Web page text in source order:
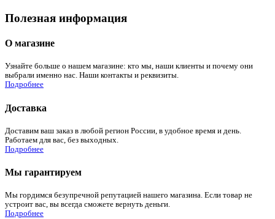
Полезная информация
О магазине
Узнайте больше о нашем магазине: кто мы, наши клиенты и почему они
выбрали именно нас. Наши контакты и реквизиты.
Подробнее
Доставка
Доставим ваш заказ в любой регион России, в удобное время и день.
Работаем для вас, без выходных.
Подробнее
Мы гарантируем
Мы гордимся безупречной репутацией нашего магазина. Если товар не
устроит вас, вы всегда сможете вернуть деньги.
Подробнее